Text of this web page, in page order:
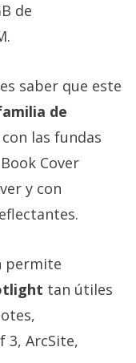
de
saber que este
de
las fundas
Cover
y con
permite
tan útiles
3, ArcSite,